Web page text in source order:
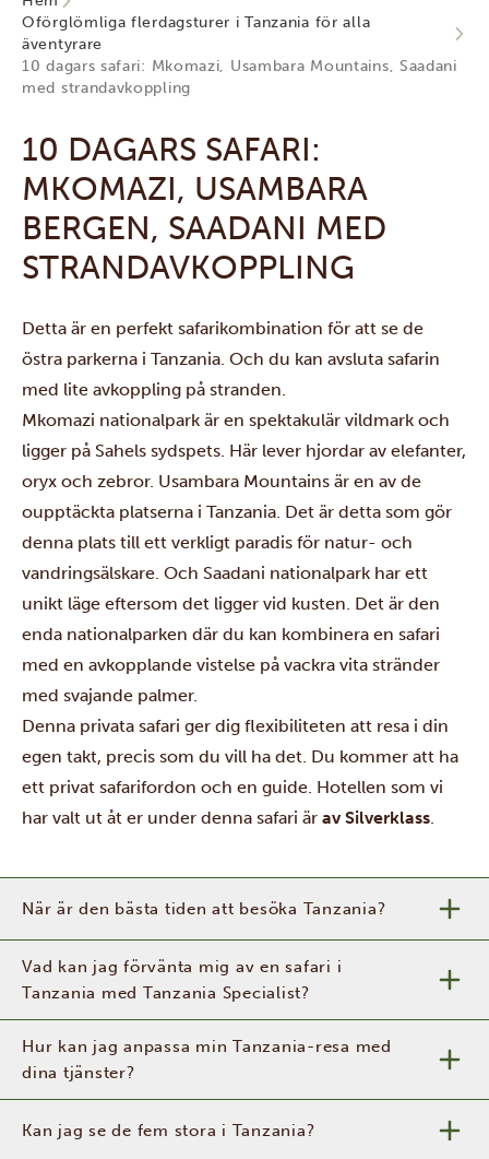
Oförglömliga flerdagsturer i Tanzania för alla
äventyrare
10 dagars safari: Mkomazi, Usambara Mountains, Saadani
med strandavkoppling
10 DAGARS SAFARI:
MKOMAZI, USAMBARA
BERGEN, SAADANI MED
STRANDAVKOPPLING
Detta är en perfekt safarikombination för att se de
östra parkerna i Tanzania. Och du kan avsluta safarin
med lite avkoppling på stranden.
Mkomazi nationalpark är en spektakulär vildmark och
ligger på Sahels sydspets. Här lever hjordar av elefanter,
oryx och zebror. Usambara Mountains är en av de
oupptäckta platserna i Tanzania. Det är detta som gör
denna plats till ett verkligt paradis för natur- och
vandringsälskare. Och Saadani nationalpark har ett
unikt läge eftersom det ligger vid kusten. Det är den
enda nationalparken där du kan kombinera en safari
med en avkopplande vistelse på vackra vita stränder
med svajande palmer.
Denna privata safari ger dig flexibiliteten att resa i din
egen takt, precis som du vill ha det. Du kommer att ha
ett privat safarifordon och en guide. Hotellen som vi
har valt ut åt er under denna safari är av Silverklass.
När är den bästa tiden att besöka Tanzania?
Vad kan jag förvänta mig av en safari i
Tanzania med Tanzania Specialist?
Hur kan jag anpassa min Tanzania-resa med
dina tjänster?
Kan jag se de fem stora i Tanzania?